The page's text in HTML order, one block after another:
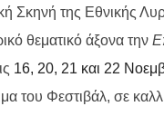
Σκηνή της Εθνικής
θεματικό άξονα την E
16, 20, 21 και 22
του Φεστιβάλ, σε